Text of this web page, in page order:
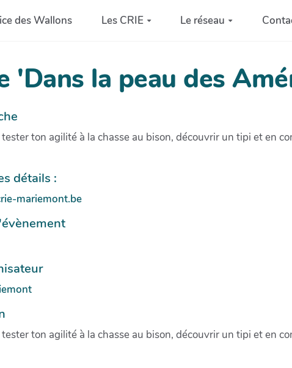
des Wallons Les CRIE Le réseau
'Dans la peau des
ton agilité à la chasse au bison, découvrir un tipi et en
détails :
mariemont.be
ton agilité à la chasse au bison, découvrir un tipi et en